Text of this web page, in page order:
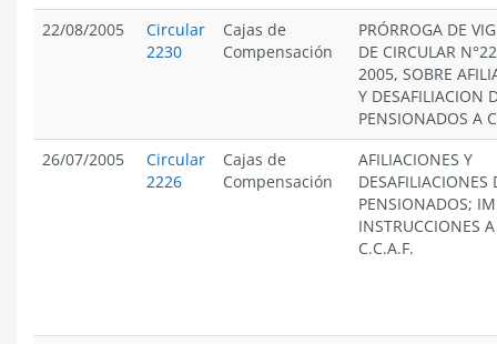
22/08/2005
Circular
2230
Cajas de
Compensación
PRÓRROGA DE
DE CIRCULAR
2005, SOBRE
Y DESAFILIACION
PENSIONADOS A
26/07/2005
Circular
2226
Cajas de
Compensación
AFILIACIONES Y
DESAFILIACIONES
PENSIONADOS;
INSTRUCCIONES A
C.C.A.F.